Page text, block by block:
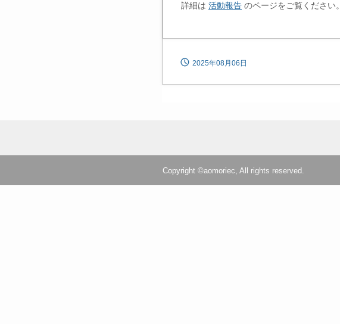
詳細は 活動報告 のページをご覧ください。
2025年08月06日
Copyright ©aomoriec, All rights reserved.